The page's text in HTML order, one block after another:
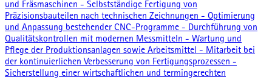
und Fräsmaschinen - Selbstständige Fertigung von
Präzisionsbauteilen nach technischen Zeichnungen - Optimierung
und Anpassung bestehender CNC-Programme - Durchführung von
Qualitätskontrollen mit modernen Messmitteln - Wartung und
Pflege der Produktionsanlagen sowie Arbeitsmittel - Mitarbeit bei
der kontinuierlichen Verbesserung von Fertigungsprozessen -
Sicherstellung einer wirtschaftlichen und termingerechten